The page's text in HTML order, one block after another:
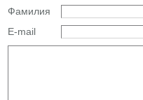
Фамилия
E-mail